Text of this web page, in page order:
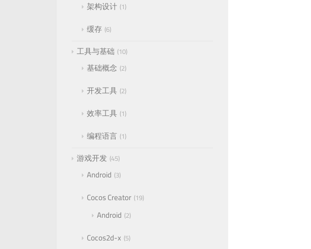
架构设计 1
缓存 6
工具与基础 10
基础概念 2
开发工具 2
效率工具 1
编程语言 1
游戏开发 45
Android 3
Cocos Creator 19
Android 2
Cocos2d-x 5